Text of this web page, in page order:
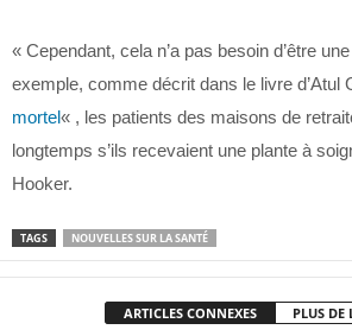
« Cependant, cela n’a pas besoin d’être
exemple, comme décrit dans le livre d’Atul
mortel« , les patients des maisons de
longtemps s’ils recevaient une plante à
Hooker.
TAGS NOUVELLES SUR LA SANTÉ
ARTICLES CONNEXES PLUS DE